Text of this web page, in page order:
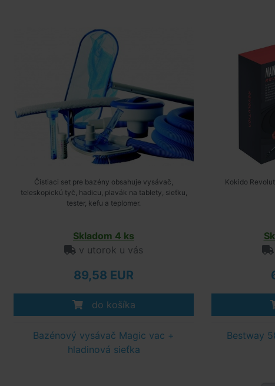
Čistiaci set pre bazény obsahuje vysávač,
teleskopickú tyč, hadicu, plavák na tablety, sieťku,
tester, kefu a teplomer.
Skladom 4 ks
v utorok u vás
89,58 EUR
do košíka
Kokido
Bazénový vysávač Magic vac +
hladinová sieťka
Bestway